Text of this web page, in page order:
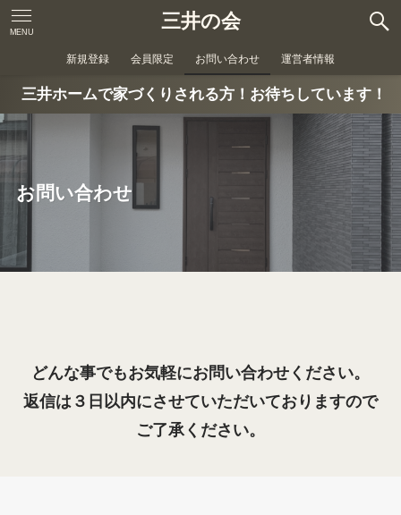
三井の会
MENU
新規登録 会員限定 お問い合わせ 運営者情報
三井ホームで家づくりされる方！お待ちしています！
お問い合わせ
どんな事でもお気軽にお問い合わせください。
返信は３日以内にさせていただいておりますので
ご了承ください。